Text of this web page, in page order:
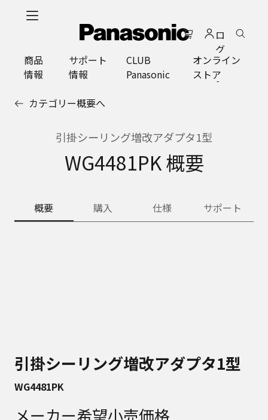
ロ
グ
イ
ン
商品
情報
サポート
情報
CLUB
Panasonic
オンライン
ストア
カテゴリー概要へ
引掛シーリング増改アダプタ1型
WG4481PK 概要
概要 購入 仕様 サポート
引掛シーリング増改アダプタ1型
WG4481PK
メーカー希望小売価格